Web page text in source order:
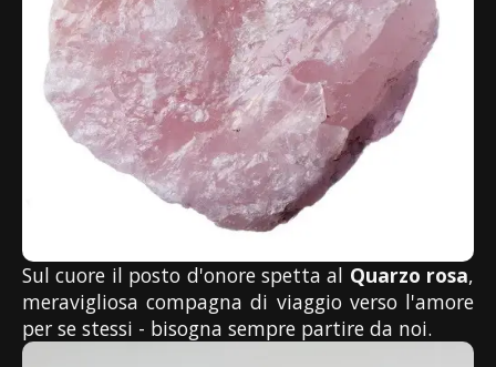
Sul cuore il posto d'onore spetta al Quarzo rosa,
meravigliosa compagna di viaggio verso l'amore
per se stessi - bisogna sempre partire da noi.